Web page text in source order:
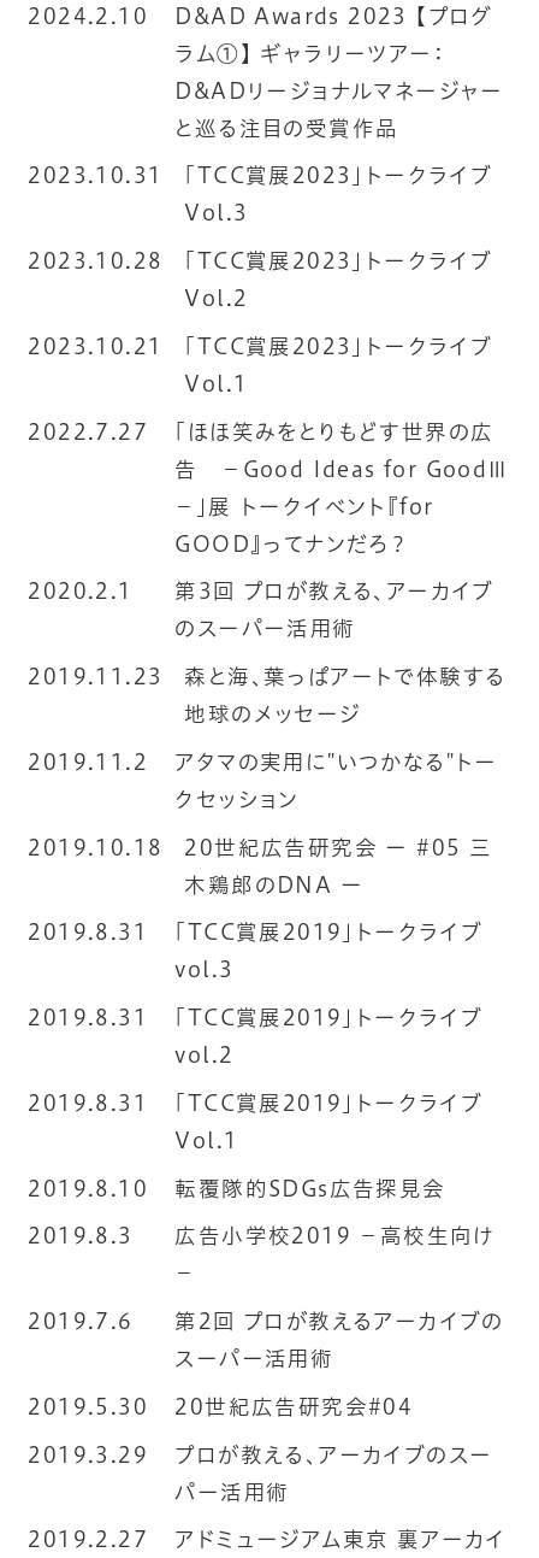
2024.2.10
D&AD Awards 2023 【プログ
ラム①】 ギャラリーツアー：
D&ADリージョナルマネージャー
と巡る注目の受賞作品
2023.10.31
「TCC賞展2023」トークライブ
Vol.3
2023.10.28
「TCC賞展2023」トークライブ
Vol.2
2023.10.21
「TCC賞展2023」トークライブ
Vol.1
2022.7.27
「ほほ笑みをとりもどす世界の広
告 －Good Ideas for GoodⅢ
－」展 トークイベント『for
GOOD』ってナンだろ？
2020.2.1
第3回 プロが教える、アーカイブ
のスーパー活用術
2019.11.23
森と海、葉っぱアートで体験する
地球のメッセージ
2019.11.2
アタマの実用に"いつかなる"トー
クセッション
2019.10.18
20世紀広告研究会 ー #05 三
木鶏郎のDNA ー
2019.8.31
「TCC賞展2019」トークライブ
vol.3
2019.8.31
「TCC賞展2019」トークライブ
vol.2
2019.8.31
「TCC賞展2019」トークライブ
Vol.1
2019.8.10
転覆隊的SDGs広告探見会
2019.8.3
広告小学校2019 −高校生向け
−
2019.7.6
第2回 プロが教えるアーカイブの
スーパー活用術
2019.5.30
20世紀広告研究会#04
2019.3.29
プロが教える、アーカイブのスー
パー活用術
2019.2.27
アドミュージアム東京 裏アーカイ